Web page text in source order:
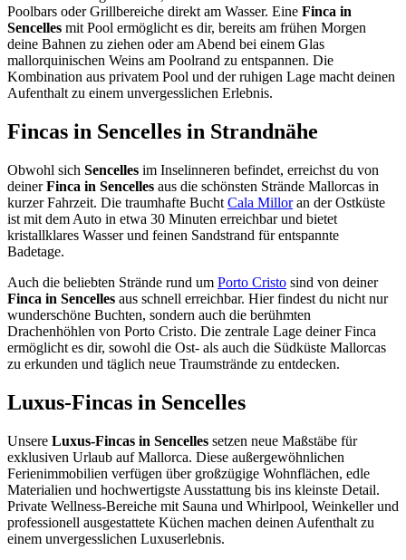
Poolbars oder Grillbereiche direkt am Wasser. Eine Finca in
Sencelles mit Pool ermöglicht es dir, bereits am frühen Morgen
deine Bahnen zu ziehen oder am Abend bei einem Glas
mallorquinischen Weins am Poolrand zu entspannen. Die
Kombination aus privatem Pool und der ruhigen Lage macht deinen
Aufenthalt zu einem unvergesslichen Erlebnis.
Fincas in Sencelles in Strandnähe
Obwohl sich Sencelles im Inselinneren befindet, erreichst du von
deinerFinca in Sencelles aus die schönsten Strände Mallorcas in
kurzer Fahrzeit. Die traumhafte Bucht Cala Milloran der Ostküste
ist mit dem Auto in etwa 30 Minuten erreichbar und bietet
kristallklares Wasser und feinen Sandstrand für entspannte
Badetage.
Auch die beliebten Strände rund um Porto Cristo sind von deiner
Finca in Sencelles aus schnell erreichbar. Hier findest du nicht nur
wunderschöne Buchten, sondern auch die berühmten
Drachenhöhlen von Porto Cristo. Die zentrale Lage deiner Finca
ermöglicht es dir, sowohl die Ost- als auch die Südküste Mallorcas
zu erkunden und täglich neue Traumstrände zu entdecken.
Luxus-Fincas in Sencelles
Unsere Luxus-Fincas in Sencelles setzen neue Maßstäbe für
exklusiven Urlaub auf Mallorca. Diese außergewöhnlichen
Ferienimmobilien verfügen über großzügige Wohnflächen, edle
Materialien und hochwertigste Ausstattung bis ins kleinste Detail.
Private Wellness-Bereiche mit Sauna und Whirlpool, Weinkeller und
professionell ausgestattete Küchen machen deinen Aufenthalt zu
einem unvergesslichen Luxuserlebnis.